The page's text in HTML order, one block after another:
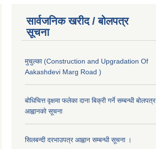
सार्वजनिक खरीद / बोलपत्र
सूचना
मुचुल्का (Construction and Upgradation Of
Aakashdevi Marg Road )
बोधिचित्त वृक्षमा फलेका दाना बिक्री गर्ने सम्बन्धी बोलपत्र
आह्वानको सूचना
सिलबन्दी दरभाउपत्र आह्वान सम्बन्धी सूचना ।